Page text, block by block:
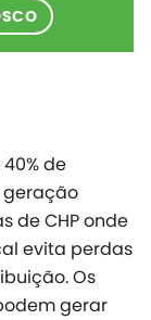
de
de CHP onde
evita perdas
Os
gerar